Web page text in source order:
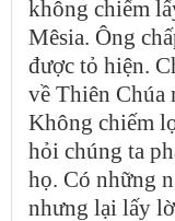
không chiếm
Mêsia. Ông
được tỏ hiện.
về Thiên Chúa
Không chiếm
hỏi chúng ta
họ. Có những
nhưng lại lấy